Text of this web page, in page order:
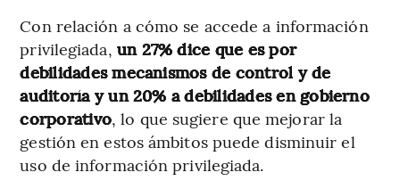
Con relación a cómo se accede a información
privilegiada, un 27% dice que es por
debilidades mecanismos de control y de
auditoría y un 20% a debilidades en gobierno
corporativo, lo que sugiere que mejorar la
gestión en estos ámbitos puede disminuir el
uso de información privilegiada.